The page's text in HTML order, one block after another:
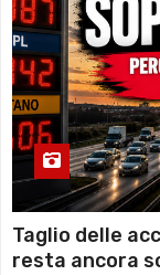
Taglio delle
resta ancora